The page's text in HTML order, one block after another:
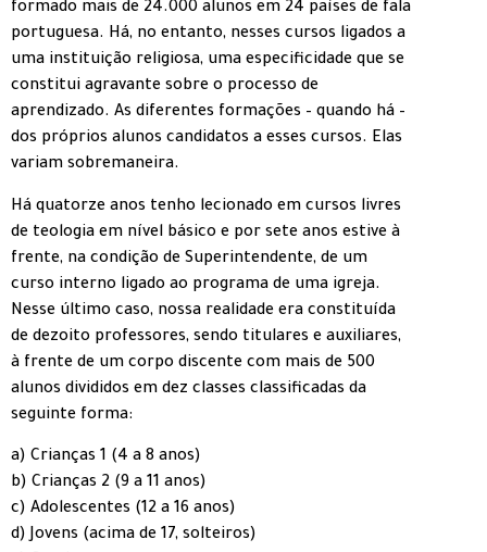
formado mais de 24.000 alunos em 24 países de fala
portuguesa. Há, no entanto, nesses cursos ligados a
uma instituição religiosa, uma especificidade que se
constitui agravante sobre o processo de
aprendizado. As diferentes formações – quando há –
dos próprios alunos candidatos a esses cursos. Elas
variam sobremaneira.
Há quatorze anos tenho lecionado em cursos livres
de teologia em nível básico e por sete anos estive à
frente, na condição de Superintendente, de um
curso interno ligado ao programa de uma igreja.
Nesse último caso, nossa realidade era constituída
de dezoito professores, sendo titulares e auxiliares,
à frente de um corpo discente com mais de 500
alunos divididos em dez classes classificadas da
seguinte forma:
a) Crianças 1 (4 a 8 anos)
b) Crianças 2 (9 a 11 anos)
c) Adolescentes (12 a 16 anos)
d) Jovens (acima de 17, solteiros)